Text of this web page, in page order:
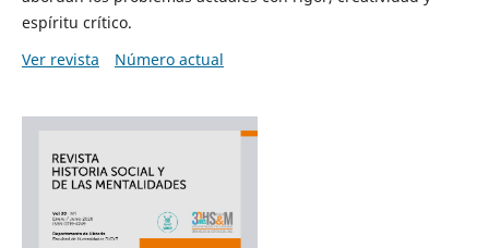
espíritu crítico.
Ver revista
Número actual